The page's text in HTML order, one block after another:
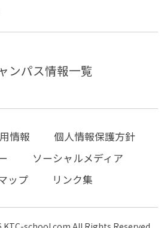
ンパス情報一覧
情報
個人情報保護方針
ソーシャルメディア
ップ
リンク集